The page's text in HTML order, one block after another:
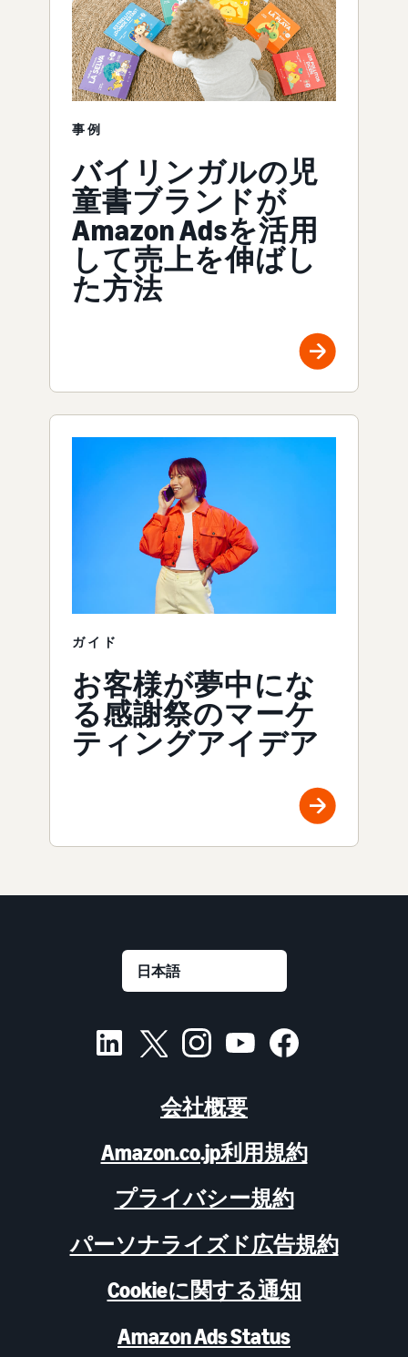
事例
バイリンガルの児
童書ブランドが
Amazon Adsを活用
して売上を伸ばし
た方法
ガイド
お客様が夢中にな
る感謝祭のマーケ
ティングアイデア
会社概要
Amazon.co.jp利用規約
プライバシー規約
パーソナライズド広告規約
Cookieに関する通知
Amazon Ads Status